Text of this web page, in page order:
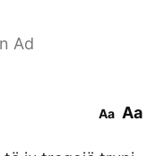
Ad
Aa Aa